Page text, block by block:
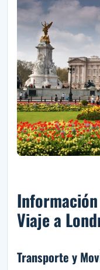
Viaje a
Transporte y